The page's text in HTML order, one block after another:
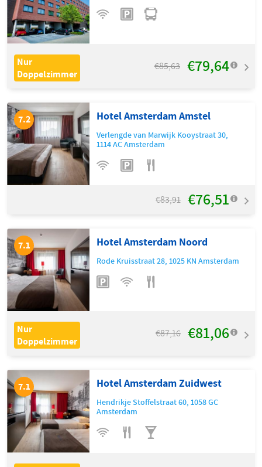
Nur
Doppelzimmer
€85,63 €79,64
7.2 Hotel Amsterdam Amstel
Verlengde van Marwijk Kooystraat 30,
1114 ACAmsterdam
€83,91 €76,51
7.1 Hotel Amsterdam Noord
Rode Kruisstraat 28,1025 KNAmsterdam
Nur
Doppelzimmer
€87,16 €81,06
7.1 Hotel Amsterdam Zuidwest
Hendrikje Stoffelstraat 60,1058 GC
Amsterdam